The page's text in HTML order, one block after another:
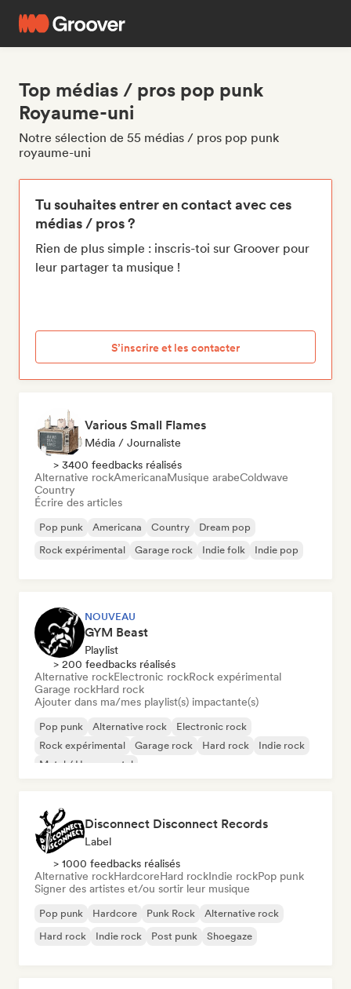
Top médias / pros pop punk
Royaume-uni
Notre sélection de 55 médias / pros pop punk
royaume-uni
Tu souhaites entrer en contact avec ces
médias / pros ?
Rien de plus simple : inscris-toi sur Groover pour
leur partager ta musique !
S’inscrire et les contacter
Various Small Flames
Média / Journaliste
> 3400 feedbacks réalisés
Alternative rockAmericanaMusique arabeColdwave
Country
Écrire des articles
Pop punk Americana Country
Dream pop
Rock expérimental
Garage rock Indie folk Indie pop
NOUVEAU
GYM Beast
Playlist
> 200 feedbacks réalisés
Alternative rockElectronic rockRock expérimental
Garage rockHard rock
Ajouter dans ma/mes playlist(s) impactante(s)
Pop punk Alternative rock
Electronic rock
Rock expérimental
Garage rock Hard rock
Indie rock
Metal / Heavy metal
Disconnect Disconnect Records
Label
> 1000 feedbacks réalisés
Alternative rockHardcoreHard rockIndie rockPop punk
Signer des artistes et/ou sortir leur musique
Pop punk Hardcore Punk Rock
Alternative rock
Hard rock
Indie rock Post punk Shoegaze